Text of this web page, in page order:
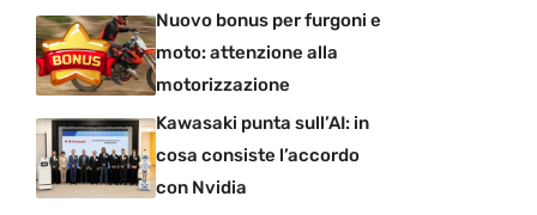
Nuovo bonus per furgoni e
moto: attenzione alla
motorizzazione
Kawasaki punta sull’AI: in
cosa consiste l’accordo
con Nvidia